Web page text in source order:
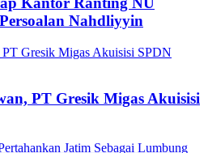
Nahdliyyin
PT Gresik Migas Akuisisi